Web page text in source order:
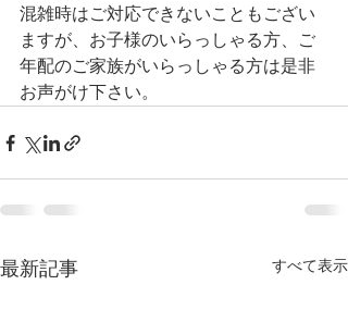
混雑時はご対応できないこともござい
ますが、お子様のいらっしゃる方、ご
年配のご家族がいらっしゃる方は是非
お声がけ下さい。
最新記事 すべて表示